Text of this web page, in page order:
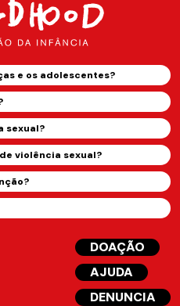
e os adolescentes?
sexual?
violência sexual?
DOAÇÃO
AJUDA
DENUNCIA